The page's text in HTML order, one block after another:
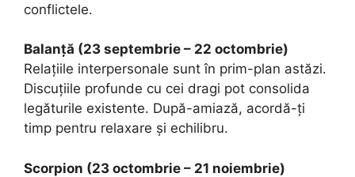
conflictele.
Balanță (23 septembrie – 22 octombrie)
Relațiile interpersonale sunt în prim-plan astăzi.
Discuțiile profunde cu cei dragi pot consolida
legăturile existente. După-amiază, acordă-ți
timp pentru relaxare și echilibru.
Scorpion (23 octombrie – 21 noiembrie)